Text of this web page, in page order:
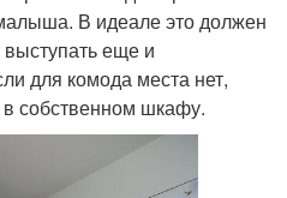
В идеале это должен
еще и
для комода места нет,
в собственном шкафу.